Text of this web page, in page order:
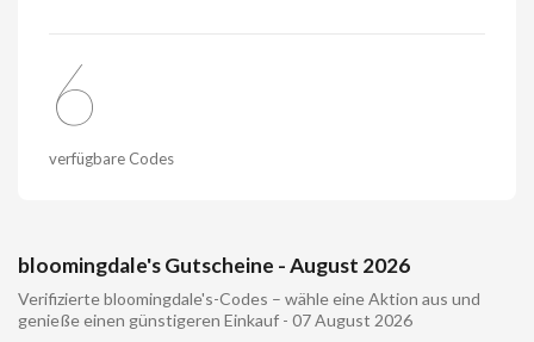
6
verfügbare Codes
bloomingdale's Gutscheine - August 2026
Verifizierte bloomingdale's-Codes – wähle eine Aktion aus und
genieße einen günstigeren Einkauf - 07 August 2026